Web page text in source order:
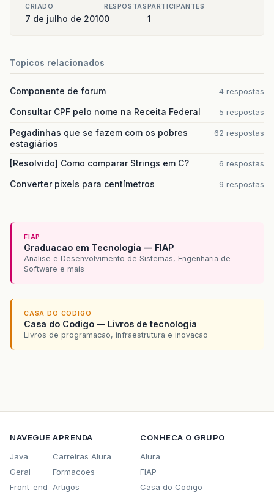
CRIADO
7 de julho de 2010
RESPOSTAS
0
PARTICIPANTES
1
Topicos relacionados
Componente de forum 4 respostas
Consultar CPF pelo nome na Receita Federal 5 respostas
Pegadinhas que se fazem com os pobres
estagiários
62 respostas
[Resolvido] Como comparar Strings em C? 6 respostas
Converter pixels para centímetros 9 respostas
FIAP
Graduacao em Tecnologia — FIAP
Analise e Desenvolvimento de Sistemas, Engenharia de
Software e mais
CASA DO CODIGO
Casa do Codigo — Livros de tecnologia
Livros de programacao, infraestrutura e inovacao
NAVEGUE
Java
Geral
Front-end
APRENDA
Carreiras Alura
Formacoes
Artigos
CONHECA O GRUPO
Alura
FIAP
Casa do Codigo